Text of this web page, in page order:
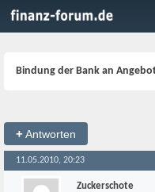
Bindung der Bank an
+Antworten
11.05.2010, 20:23
Zuckerschote